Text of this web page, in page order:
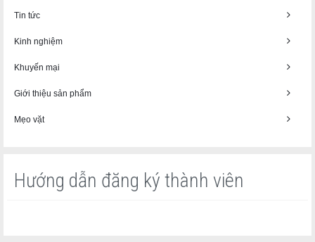
Tin tức
Kinh nghiệm
Khuyến mại
Giới thiệu sản phẩm
Mẹo vặt
Hướng dẫn đăng ký thành viên